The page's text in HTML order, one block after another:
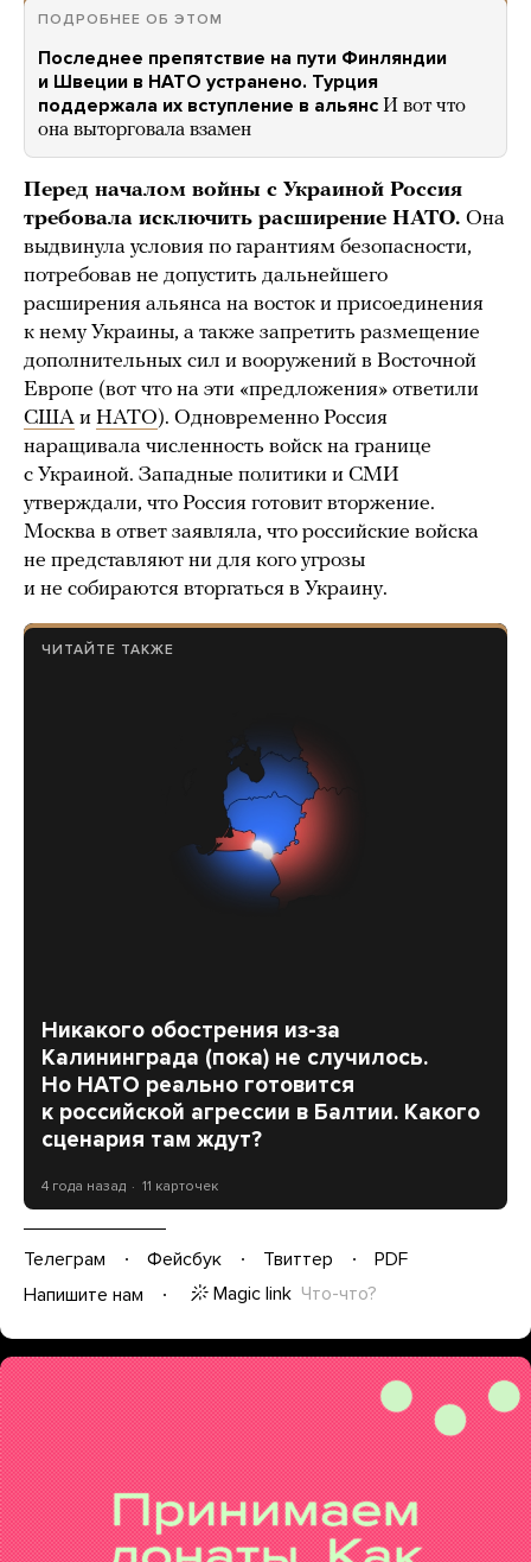
ПОДРОБНЕЕ ОБ ЭТОМ
Последнее препятствие на пути Финляндии
и Швеции в НАТО устранено. Турция
поддержала их вступление в альянс И вот что
она выторговала взамен
Перед началом войны с Украиной Россия
требовала исключить расширение НАТО. Она
выдвинула условия по гарантиям безопасности,
потребовав не допустить дальнейшего
расширения альянса на восток и присоединения
к нему Украины, а также запретить размещение
дополнительных сил и вооружений в Восточной
Европе (вот что на эти «предложения» ответили
США и НАТО). Одновременно Россия
наращивала численность войск на границе
с Украиной. Западные политики и СМИ
утверждали, что Россия готовит вторжение.
Москва в ответ заявляла, что российские войска
не представляют ни для кого угрозы
и не собираются вторгаться в Украину.
ЧИТАЙТЕ ТАКЖЕ
Никакого обострения из-за
Калининграда (пока) не случилось.
Но НАТО реально готовится
к российской агрессии в Балтии. Какого
сценария там ждут?
4 года назад 11 карточек
Телеграм Фейсбук Твиттер
PDF
Напишите нам
Magic link Что-что?